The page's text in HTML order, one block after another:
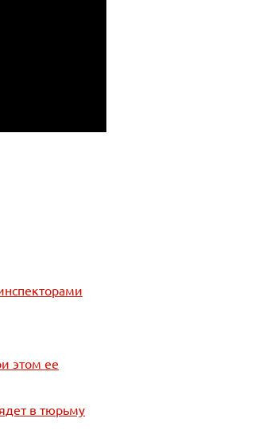
этом ее
в тюрьму